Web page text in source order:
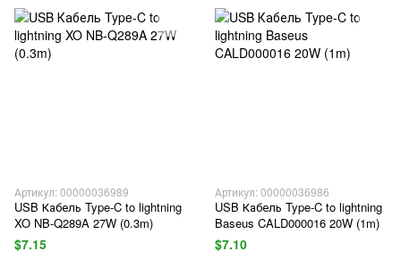
Артикул: 00000036989
USB Кабель Type-C to lightning
XO NB-Q289A 27W (0.3m)
$7.15
Артикул: 00000036986
USB Кабель Type-C to lightning
Baseus CALD000016 20W (1m)
$7.10